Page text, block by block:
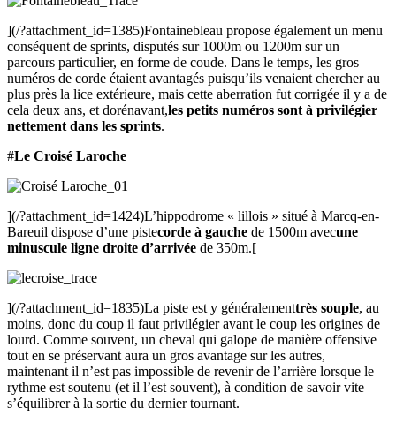
](/?attachment_id=1385)Fontainebleau propose également un menu
conséquent de sprints, disputés sur 1000m ou 1200m sur un
parcours particulier, en forme de coude. Dans le temps, les gros
numéros de corde étaient avantagés puisqu’ils venaient chercher au
plus près la lice extérieure, mais cette aberration fut corrigée il y a de
cela deux ans, et dorénavant,les petits numéros sont à privilégier
nettement dans les sprints.
#Le Croisé Laroche
](/?attachment_id=1424)L’hippodrome « lillois » situé à Marcq-en-
Bareuil dispose d’une pistecorde à gauche de 1500m avecune
minuscule ligne droite d’arrivée de 350m.[
](/?attachment_id=1835)La piste est y généralementtrès souple, au
moins, donc du coup il faut privilégier avant le coup les origines de
lourd. Comme souvent, un cheval qui galope de manière offensive
tout en se préservant aura un gros avantage sur les autres,
maintenant il n’est pas impossible de revenir de l’arrière lorsque le
rythme est soutenu (et il l’est souvent), à condition de savoir vite
s’équilibrer à la sortie du dernier tournant.